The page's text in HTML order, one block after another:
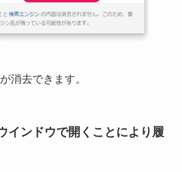
消去できます。
インドウで開くことにより履